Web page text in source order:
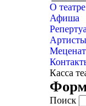
О театре
Афиша
Артисты
Касса
Поиск